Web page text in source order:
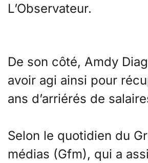
L’Observateur.
De son côté, Amdy
avoir agi ainsi pour
ans d’arriérés de
Selon le quotidien du
médias (Gfm), qui a